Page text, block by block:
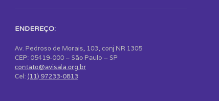
ENDEREÇO:
Av. Pedroso de Morais, 103, conj NR 1305
CEP: 05419-000 – São Paulo – SP
contato@avisala.org.br
Cel: (11) 97233-0813